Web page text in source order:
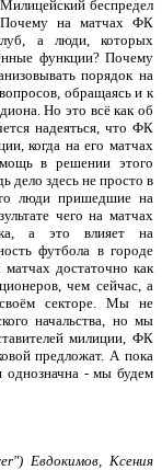
беспредел
Почему на матчах ФК
а люди, которых
функции? Почему
порядок на
обращаясь и к
Но это всё как об
надеяться, что ФК
когда на его матчах
в решении этого
дело здесь не просто в
люди пришедшие на
чего на матчах
а это влияет на
футбола в городе
достаточно как
чем сейчас, а
секторе. Мы не
начальства, но мы
милиции, ФК
предложат. А пока
однозначна - мы будем
Евдокимов, Ксения